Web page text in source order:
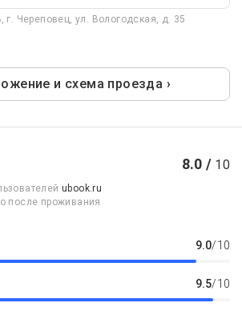
г. Череповец, ул. Вологодская, д. 35
и схема проезда ›
8.0 / 10
ubook.ru
после проживания
9.0/10
9.5/10